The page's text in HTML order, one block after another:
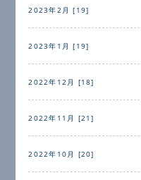
2023年2月 [19]
2023年1月 [19]
2022年12月 [18]
2022年11月 [21]
2022年10月 [20]